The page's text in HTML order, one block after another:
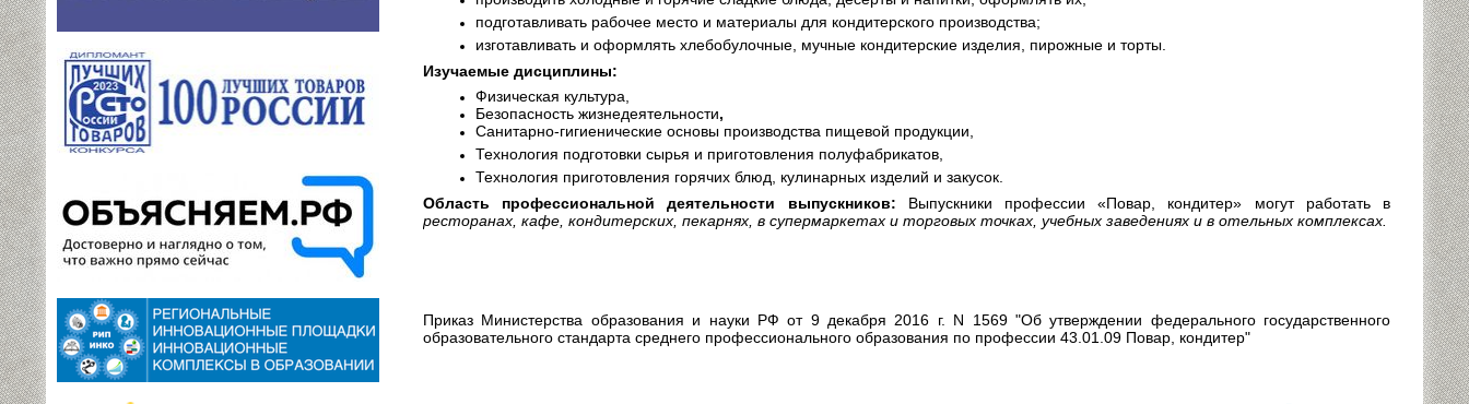
подготавливать рабочее место и материалы для кондитерского производства;
изготавливать и оформлять хлебобулочные, мучные кондитерские изделия, пирожные и торты.
Изучаемые дисциплины:
Физическая культура,
Безопасность жизнедеятельности,
Санитарно-гигиенические основы производства пищевой продукции,
Технология подготовки сырья и приготовления полуфабрикатов,
Технология приготовления горячих блюд, кулинарных изделий и закусок.
Область профессиональной деятельности выпускников: Выпускники профессии «Повар, кондитер» могут работать в
ресторанах, кафе, кондитерских, пекарнях, в супермаркетах и торговых точках, учебных заведениях и в отельных комплексах.
Приказ Министерства образования и науки РФ от 9 декабря 2016 г. N 1569 "Об утверждении федерального государственного
образовательного стандарта среднего профессионального образования по профессии 43.01.09 Повар, кондитер"